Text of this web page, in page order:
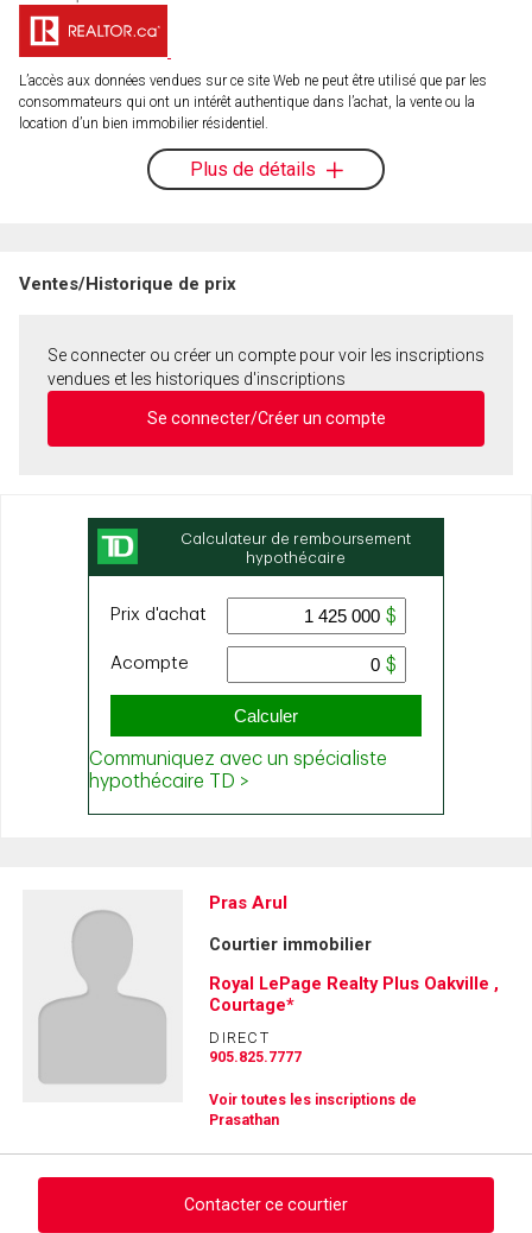
L’accès aux données vendues sur ce site Web ne peut être utilisé que par les
consommateurs qui ont un intérêt authentique dans l’achat, la vente ou la
location d’un bien immobilier résidentiel.
Plus de détails
Ventes/Historique de prix
Se connecter ou créer un compte pour voir les inscriptions
vendues et les historiques d'inscriptions
Se connecter/Créer un compte
Pras Arul
Courtier immobilier
Royal LePage Realty Plus Oakville ,
Courtage*
DIRECT
905.825.7777
Voir toutes les inscriptions de
Prasathan
Contacter ce courtier